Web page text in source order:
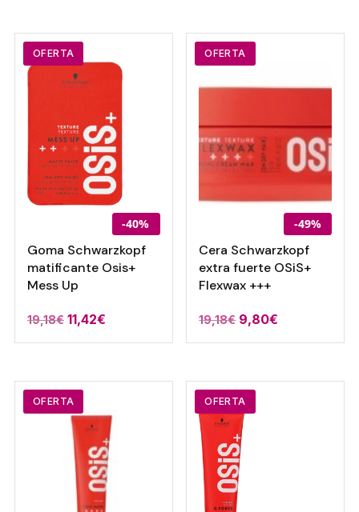
era:
19,40€.
es:
19,18€.11,42€.
OFERTA
-40%
Goma Schwarzkopf
matificante Osis+
Mess Up
19,18€ El
precio
era:
19,18€.
11,42€El
precio
es:
OFERTA
-49%
Cera Schwarzkopf
extra fuerte OSiS+
Flexwax +++
19,18€ El
precio
era:
19,18€.
9,80€
precio
es:
OFERTA OFERTA